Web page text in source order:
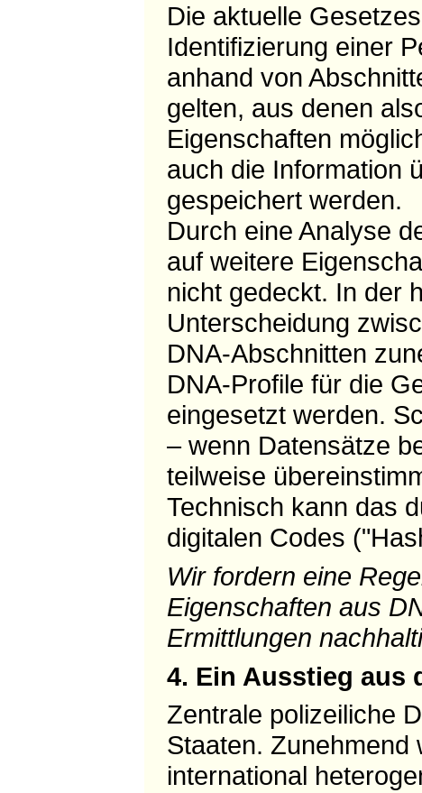
Die aktuelle
Identifizierung einer
anhand von
gelten, aus denen
Eigenschaften
auch die Information
gespeichert werden.
Durch eine Analyse
auf weitere
nicht gedeckt. In der
Unterscheidung
DNA-Abschnitten
DNA-Profile für die
eingesetzt werden.
– wenn Datensätze
teilweise
Technisch kann das
digitalen Codes
Wir fordern eine
Eigenschaften aus
Ermittlungen
4. Ein Ausstieg aus
Zentrale polizeiliche
Staaten. Zunehmend
international